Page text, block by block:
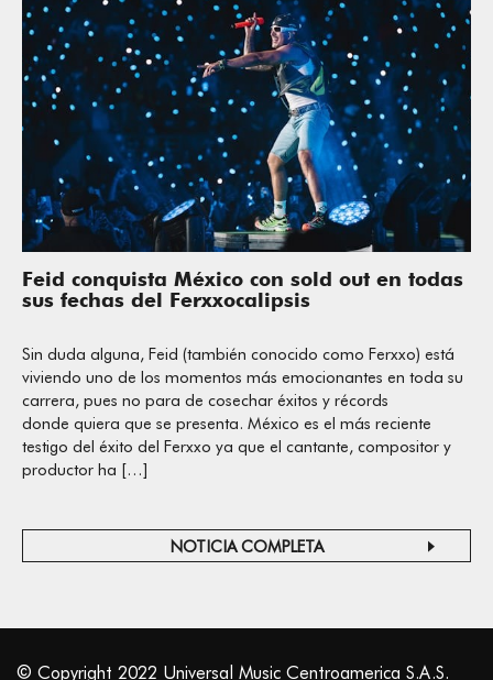
Feid conquista México con sold out en todas
sus fechas del Ferxxocalipsis
Sin duda alguna, Feid (también conocido como Ferxxo) está
viviendo uno de los momentos más emocionantes en toda su
carrera, pues no para de cosechar éxitos y récords
donde quiera que se presenta. México es el más reciente
testigo del éxito del Ferxxo ya que el cantante, compositor y
productor ha […]
NOTICIA COMPLETA
© Copyright 2022 Universal Music Centroamerica S.A.S.